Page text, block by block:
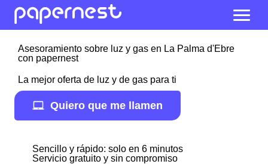
Asesoramiento sobre luz y gas en La Palma d'Ebre
con papernest
La mejor oferta de luz y de gas para ti
Quiero que me llamen
Sencillo y rápido: solo en 6 minutos
Servicio gratuito y sin compromiso